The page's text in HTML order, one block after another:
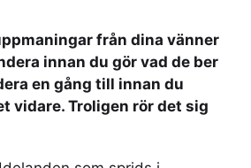
från dina vänner
innan du gör vad de ber
en gång till innan du
vidare. Troligen rör det sig